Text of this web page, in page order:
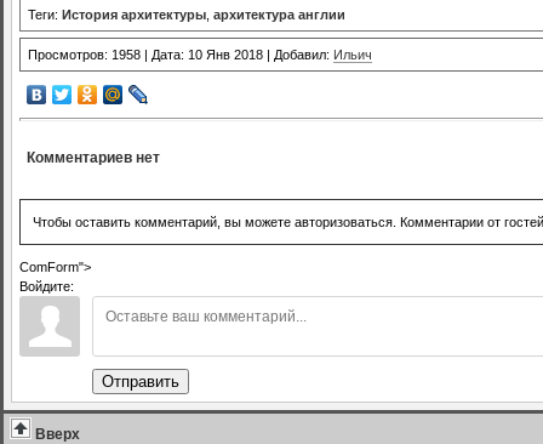
Теги: История архитектуры архитектура англии
Просмотров: 1958 | Дата: 10 Янв 2018 | Добавил: Ильич
Комментариев нет
Чтобы оставить комментарий, вы можете авторизоваться. Комментарии от
ComForm">
Войдите:
Отправить
Вверх